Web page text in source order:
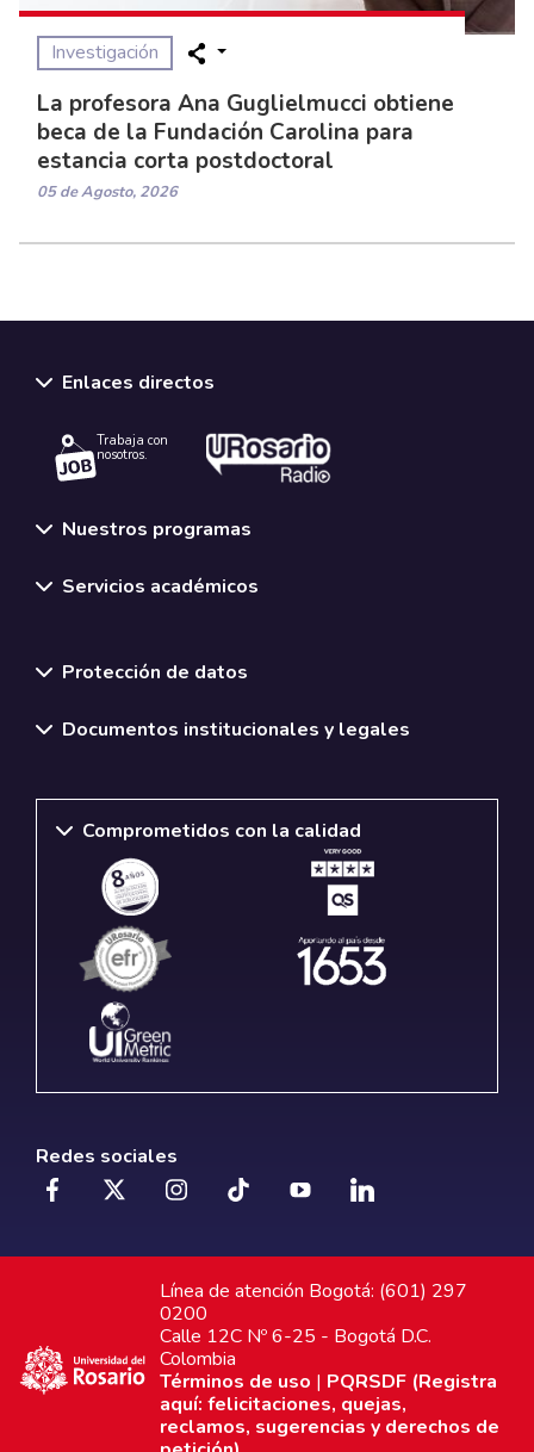
Investigación
La profesora Ana Guglielmucci obtiene
beca de la Fundación Carolina para
estancia corta postdoctoral
05 de Agosto, 2026
Enlaces directos
Trabaja con
nosotros.
Nuestros programas
Servicios académicos
Protección de datos
Documentos institucionales y legales
Comprometidos con la calidad
Redes sociales
Línea de atención Bogotá: (601) 297
0200
Calle 12C Nº 6-25 - Bogotá D.C.
Colombia
Términos de uso | PQRSDF (Registra
aquí: felicitaciones, quejas,
reclamos, sugerencias y derechos de